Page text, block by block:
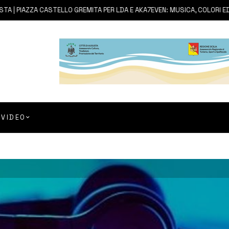
CASTELLO GREMITA PER LDA E AKA7EVEN: MUSICA, COLORI ED
VIDEO